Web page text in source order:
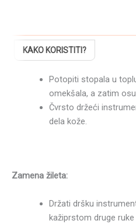
KAKO KORISTITI?
Potopiti stopala u
omekšala, a zatim
Čvrsto držeći
dela kože.
Zamena žileta:
Držati dršku
kažiprstom druge